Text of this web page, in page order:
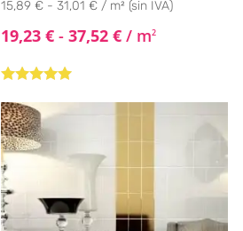
15,89 € - 31,01 € / m² (sin IVA)
19,23 € - 37,52 € / m2
con4.80
5